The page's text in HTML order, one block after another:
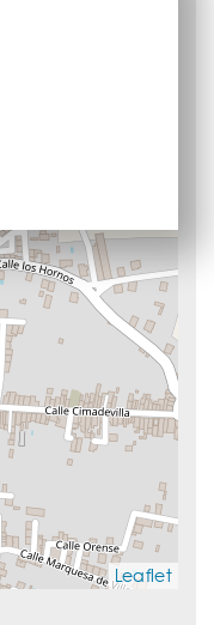
Leaflet